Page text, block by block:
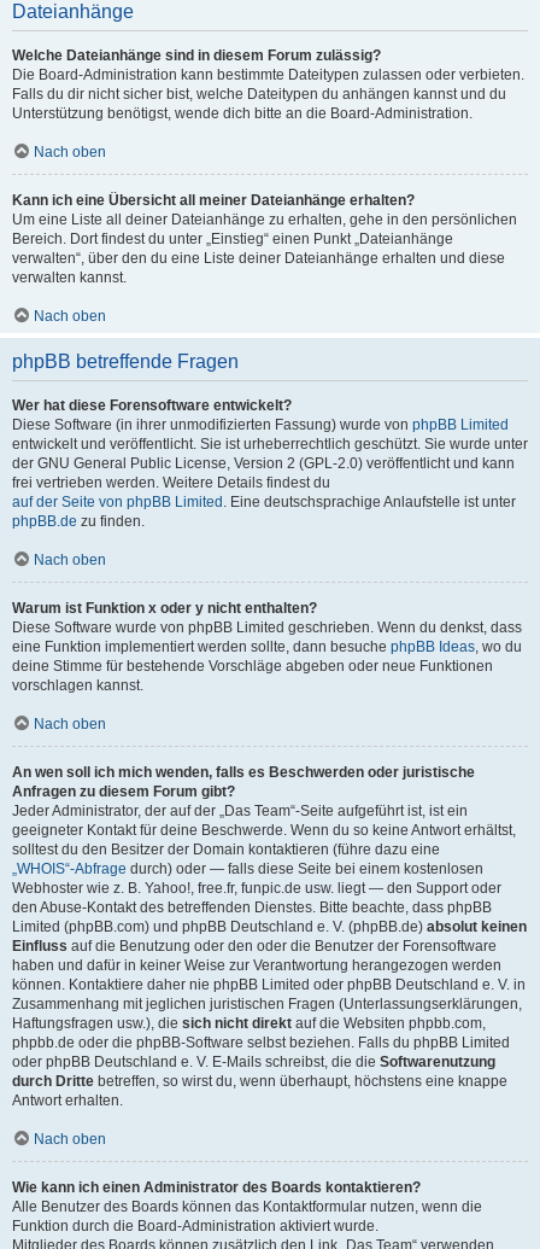
Dateianhänge
Welche Dateianhänge sind in diesem Forum zulässig?
Die Board-Administration kann bestimmte Dateitypen zulassen oder verbieten.
Falls du dir nicht sicher bist, welche Dateitypen du anhängen kannst und du
Unterstützung benötigst, wende dich bitte an die Board-Administration.
Nach oben
Kann ich eine Übersicht all meiner Dateianhänge erhalten?
Um eine Liste all deiner Dateianhänge zu erhalten, gehe in den persönlichen
Bereich. Dort findest du unter „Einstieg“ einen Punkt „Dateianhänge
verwalten“, über den du eine Liste deiner Dateianhänge erhalten und diese
verwalten kannst.
Nach oben
phpBB betreffende Fragen
Wer hat diese Forensoftware entwickelt?
Diese Software (in ihrer unmodifizierten Fassung) wurde von phpBB Limited
entwickelt und veröffentlicht. Sie ist urheberrechtlich geschützt. Sie wurde unter
der GNU General Public License, Version 2 (GPL-2.0) veröffentlicht und kann
frei vertrieben werden. Weitere Details findest du
auf der Seite von phpBB Limited . Eine deutschsprachige Anlaufstelle ist unter
phpBB.de zu finden.
Nach oben
Warum ist Funktion x oder y nicht enthalten?
Diese Software wurde von phpBB Limited geschrieben. Wenn du denkst, dass
eine Funktion implementiert werden sollte, dann besuche phpBB Ideas, wo du
deine Stimme für bestehende Vorschläge abgeben oder neue Funktionen
vorschlagen kannst.
Nach oben
An wen soll ich mich wenden, falls es Beschwerden oder juristische
Anfragen zu diesem Forum gibt?
Jeder Administrator, der auf der „Das Team“-Seite aufgeführt ist, ist ein
geeigneter Kontakt für deine Beschwerde. Wenn du so keine Antwort erhältst,
solltest du den Besitzer der Domain kontaktieren (führe dazu eine
„WHOIS“-Abfrage durch) oder — falls diese Seite bei einem kostenlosen
Webhoster wie z. B. Yahoo!, free.fr, funpic.de usw. liegt — den Support oder
den Abuse-Kontakt des betreffenden Dienstes. Bitte beachte, dass phpBB
Limited (phpBB.com) und phpBB Deutschland e. V. (phpBB.de) absolut keinen
Einfluss auf die Benutzung oder den oder die Benutzer der Forensoftware
haben und dafür in keiner Weise zur Verantwortung herangezogen werden
können. Kontaktiere daher nie phpBB Limited oder phpBB Deutschland e. V. in
Zusammenhang mit jeglichen juristischen Fragen (Unterlassungserklärungen,
Haftungsfragen usw.), die sich nicht direkt auf die Websiten phpbb.com,
phpbb.de oder die phpBB-Software selbst beziehen. Falls du phpBB Limited
oder phpBB Deutschland e. V. E-Mails schreibst, die die Softwarenutzung
durch Dritte betreffen, so wirst du, wenn überhaupt, höchstens eine knappe
Antwort erhalten.
Nach oben
Wie kann ich einen Administrator des Boards kontaktieren?
Alle Benutzer des Boards können das Kontaktformular nutzen, wenn die
Funktion durch die Board-Administration aktiviert wurde.
Mitglieder des Boards können zusätzlich den Link „Das Team“ verwenden.